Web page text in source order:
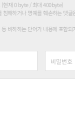
(현재 0 byte / 최대 400byte)
침해하거나 명예를 훼손하는 댓
비하하는 단어가 내용에 포함